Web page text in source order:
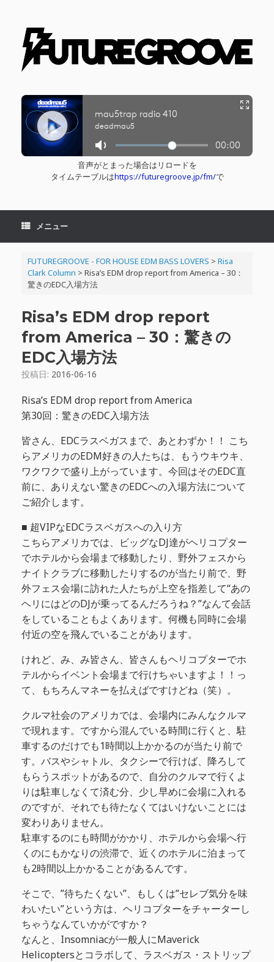
音声がとまった場合はリロードを
タイムテーブルはhttps://futuregroove.jp/fm/で
メニュー
FUTUREGROOVE - FOR HOUSE EDM BASS LOVERS > Risa
Clark Column > Risa’s EDM drop report from America – 30：
驚きのEDC入場方法
Risa’s EDM drop report
from America – 30：驚きの
EDC入場方法
投稿日: 2016-06-16
Risa’s EDM drop report from America
第30回：驚きのEDC入場方法
皆さん、EDCラスベガスまで、あとわずか！！ こち
らアメリカのEDM好きの人たちは、もうウキウキ、
ワクワクで盛り上がっています。今回はそのEDC直
前に、ありえない驚きのEDCへの入場方法について
ご紹介します。
■ 超VIPなEDCラスベガスへの入り方
こちらアメリカでは、ビッグなDJ達がヘリコプター
でホテルから会場まで移動したり、野外フェスから
ナイトクラブに移動したりするのが当たり前で、野
外フェス会場に訪れた人たちが上空を指差して“あの
ヘリにはどのDJが乗ってるんだろうね？”なんて会話
をしていることもよくあります。何機も同時に会場
付近の空を飛んでいることがあります。
けれど、み、み皆さん、皆さんもヘリコプターでホ
テルからイベント会場まで行けちゃいますよ！！っ
て、もちろんマネーを払えばですけどね（笑）。
クルマ社会のアメリカでは、会場内にみんなクルマ
で現れます。ですから混んでいる時間に行くと、駐
車するのだけでも1時間以上かかるのが当たり前で
す。バスやシャトル、タクシーで行けば、降ろして
もらうスポットがあるので、自分のクルマで行くよ
りは駐車しなくて済む分、少し早めに会場に入れる
のですが、それでも待たなくてはいけないことには
変わりありません。
駐車するのにも時間がかかり、ホテルから会場へ行
くのにもかなりの渋滞で、近くのホテルに泊まって
も2時間以上かかることがあるんです。
そこで、”待ちたくない”、もしくは”セレブ気分を味
わいたい”という方は、ヘリコプターをチャーターし
ちゃうなんていかがですか？
なんと、Insomniacが一般人にMaverick
Helicoptersとコラボして、ラスベガス・ストリップ